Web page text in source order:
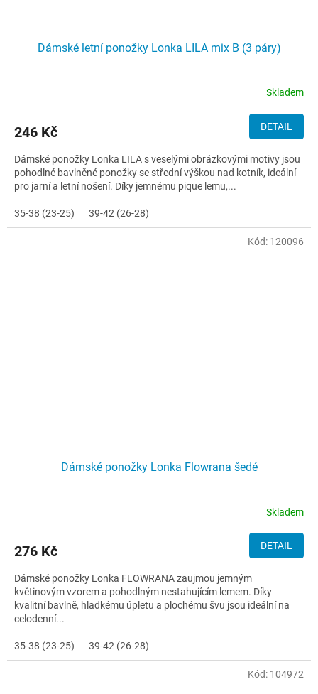
Dámské letní ponožky Lonka LILA mix B (3 páry)
Skladem
246 Kč DETAIL
Dámské ponožky Lonka LILA s veselými obrázkovými motivy jsou
pohodlné bavlněné ponožky se střední výškou nad kotník, ideální
pro jarní a letní nošení. Díky jemnému pique lemu,...
35-38 (23-25) 39-42 (26-28)
Dámské ponožky Lonka Flowrana šedé
Skladem
276 Kč DETAIL
Dámské ponožky Lonka FLOWRANA zaujmou jemným
květinovým vzorem a pohodlným nestahujícím lemem. Díky
kvalitní bavlně, hladkému úpletu a plochému švu jsou ideální na
celodenní...
35-38 (23-25) 39-42 (26-28)
Kód: 120096
Kód: 104972